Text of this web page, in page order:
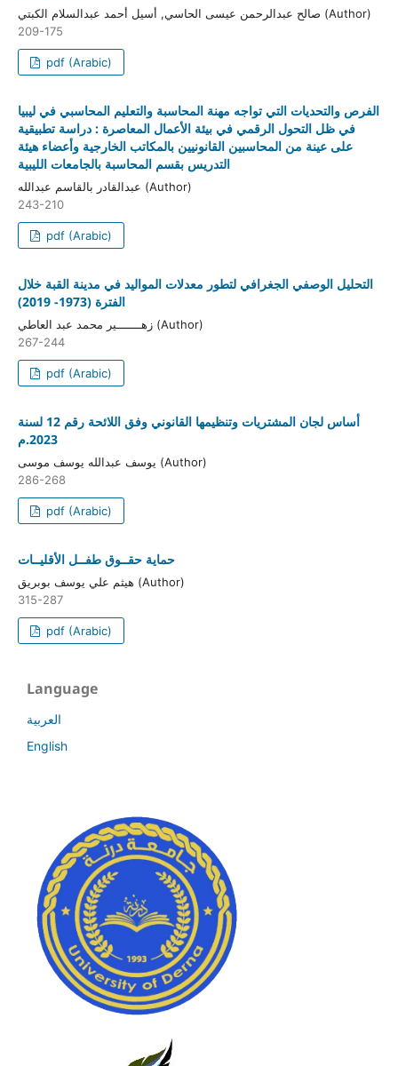
صالح عبدالرحمن عيسى الحاسي, أسيل أحمد عبدالسلام الكبتي (Author)
209-175
pdf (Arabic)
الفرص والتحديات التي تواجه مهنة المحاسبة والتعليم المحاسبي في ليبيا
في ظل التحول الرقمي في بيئة الأعمال المعاصرة : دراسة تطبيقية
على عينة من المحاسبين القانونيين بالمكاتب الخارجية وأعضاء هيئة
التدريس بقسم المحاسبة بالجامعات الليبية
عبدالقادر بالقاسم عبدالله (Author)
243-210
pdf (Arabic)
التحليل الوصفي الجغرافي لتطور معدلات المواليد في مدينة القبة خلال
الفترة (1973- 2019)
زهـــــــير محمد عبد العاطي (Author)
267-244
pdf (Arabic)
أساس لجان المشتريات وتنظيمها القانوني وفق اللائحة رقم 12 لسنة
2023.م
يوسف عبدالله يوسف موسى (Author)
286-268
pdf (Arabic)
حماية حقــوق طفــل الأقليــات
هيثم علي يوسف بوبريق (Author)
315-287
pdf (Arabic)
Language
العربية
English